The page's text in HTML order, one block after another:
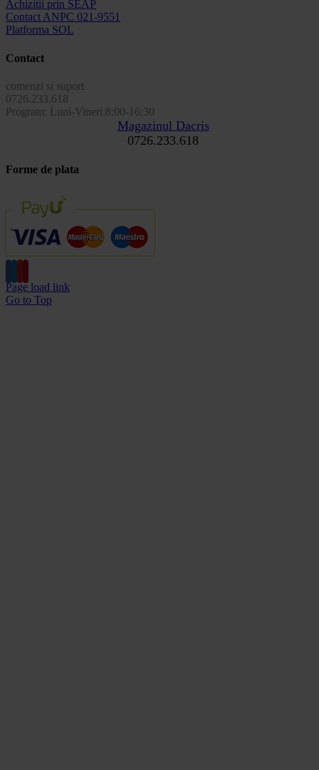
Achizitii prin SEAP
Contact ANPC 021-9551
Platforma SOL
Contact
comenzi si suport
0726.233.618
Program: Luni-Vineri:8:00-16:30
Magazinul Dacris
0726.233.618
Forme de plata
Page load link
Go to Top